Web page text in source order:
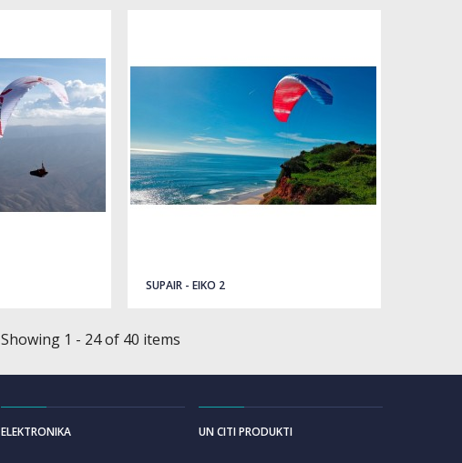
SUPAIR - EIKO 2
Showing 1 - 24 of 40 items
ELEKTRONIKA UN CITI PRODUKTI